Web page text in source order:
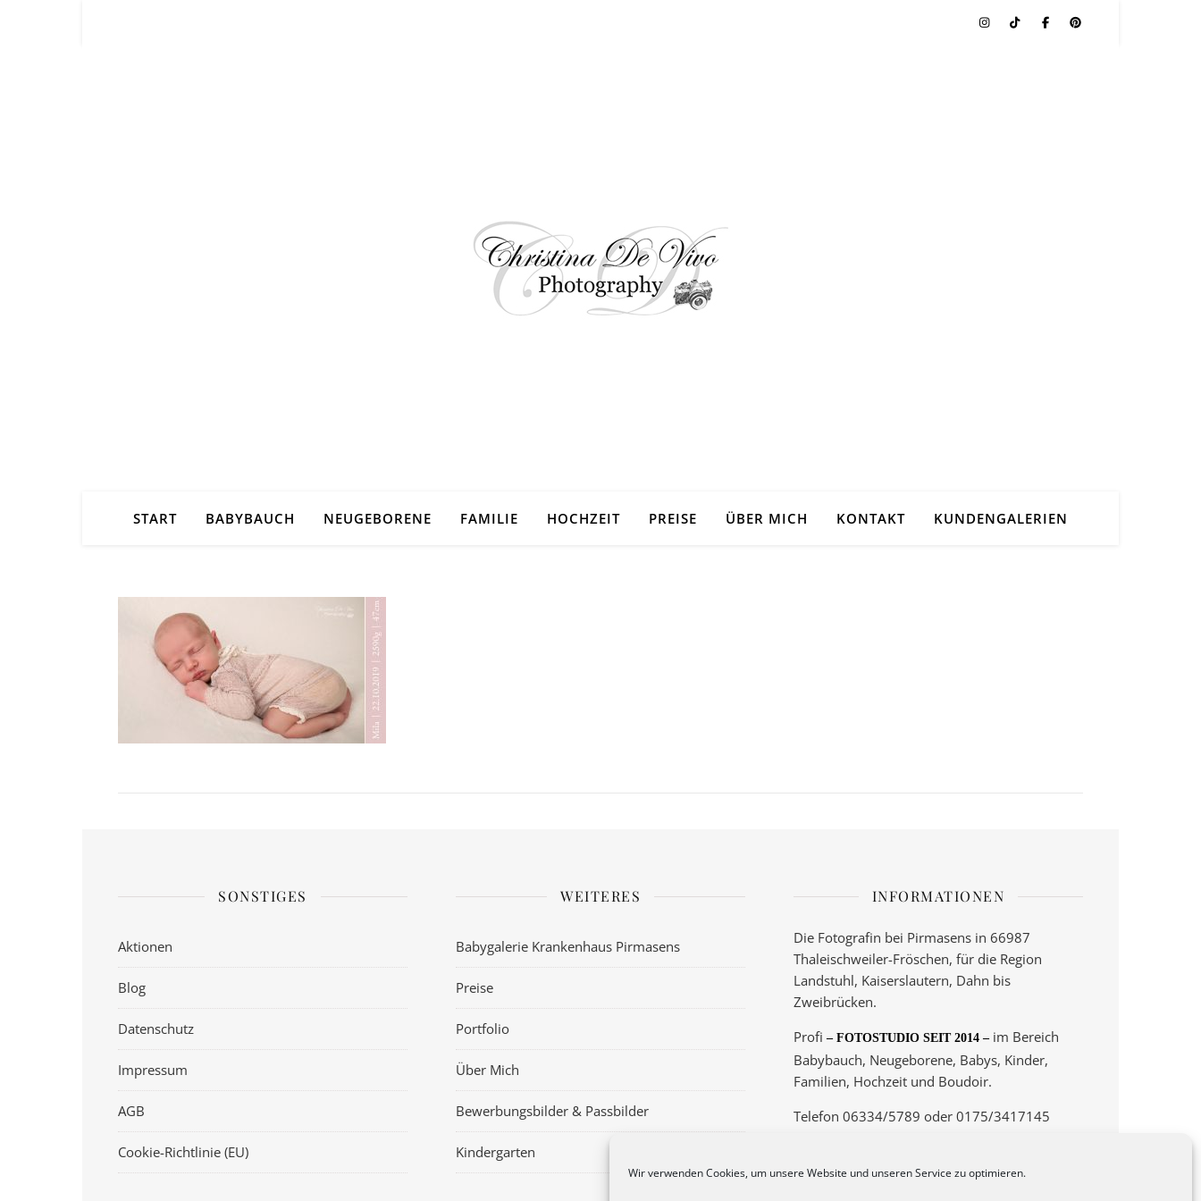
Wir verwenden Cookies, um unsere Website und unseren Service zu optimieren.
START BABYBAUCH NEUGEBORENE FAMILIE HOCHZEIT PREISE ÜBER MICH KONTAKT KUNDENGALERIEN
SONSTIGES
Aktionen
Blog
Datenschutz
Impressum
AGB
Cookie-Richtlinie (EU)
WEITERES
Babygalerie Krankenhaus Pirmasens
Preise
Portfolio
Über Mich
Bewerbungsbilder & Passbilder
Kindergarten
INFORMATIONEN
Die Fotografin bei Pirmasens in 66987
Thaleischweiler-Fröschen, für die Region
Landstuhl, Kaiserslautern, Dahn bis
Zweibrücken.
Profi – FOTOSTUDIO SEIT 2014 – im Bereich
Babybauch, Neugeborene, Babys, Kinder,
Familien, Hochzeit und Boudoir.
Telefon 06334/5789 oder 0175/3417145